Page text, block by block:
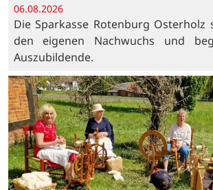
06.08.2026
Die Sparkasse Rotenburg
den eigenen Nachwuchs und
Auszubildende.